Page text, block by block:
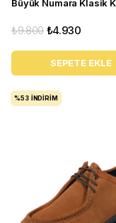
₺4.930
₺9.800
SEPETE EKLE
%53 İNDIRIM